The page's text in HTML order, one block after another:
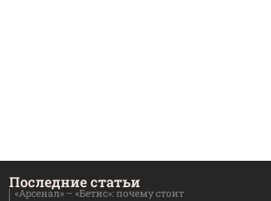
Последние статьи
«Арсенал» – «Бетис»: почему стоит